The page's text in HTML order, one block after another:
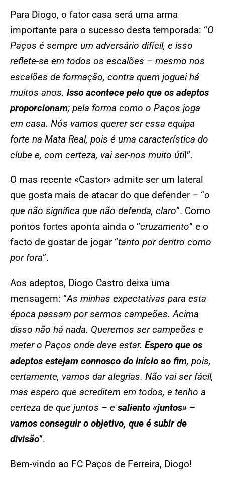
Para Diogo, o fator casa será uma arma
importante para o sucesso desta temporada: “O
Paços é sempre um adversário difícil, e isso
reflete-se em todos os escalões – mesmo nos
escalões de formação, contra quem joguei há
muitos anos. Isso acontece pelo que os adeptos
proporcionam; pela forma como o Paços joga
em casa. Nós vamos querer ser essa equipa
forte na Mata Real, pois é uma característica do
clube e, com certeza, vai ser-nos muito útil”.
O mas recente «Castor» admite ser um lateral
que gosta mais de atacar do que defender – “o
que não significa que não defenda, claro”. Como
pontos fortes aponta ainda o “cruzamento” e o
facto de gostar de jogar “tanto por dentro como
por fora”.
Aos adeptos, Diogo Castro deixa uma
mensagem: “As minhas expectativas para esta
época passam por sermos campeões. Acima
disso não há nada. Queremos ser campeões e
meter o Paços onde deve estar. Espero que os
adeptos estejam connosco do início ao fim, pois,
certamente, vamos dar alegrias. Não vai ser fácil,
mas espero que acreditem em todos, e tenho a
certeza de que juntos – e saliento «juntos» –
vamos conseguir o objetivo, que é subir de
divisão”.
Bem-vindo ao FC Paços de Ferreira, Diogo!